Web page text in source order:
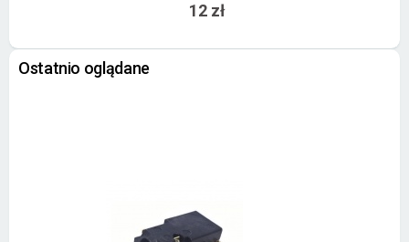
12 zł
Ostatnio oglądane